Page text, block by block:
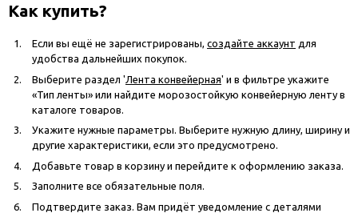
Как купить?
Если вы ещё не зарегистрированы, создайте аккаунт для
удобства дальнейших покупок.
Выберите раздел ' Лента конвейерная' и в фильтре укажите
«Тип ленты» или найдите морозостойкую конвейерную ленту в
каталоге товаров.
Укажите нужные параметры. Выберите нужную длину, ширину и
другие характеристики, если это предусмотрено.
Добавьте товар в корзину и перейдите к оформлению заказа.
Заполните все обязательные поля.
Подтвердите заказ. Вам придёт уведомление с деталями